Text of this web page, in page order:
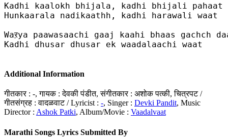
Kadhi kaalokh bhijala, kadhi bhijali pahaat
Hunkaarala nadikaathh, kadhi harawali waat
Waऱya paawasaachi gaaj kaahi bhaas gachch
Kadhi dhusar dhusar ek waadalaachi waat
Additional Information
गीतकार : -, गायक : देवकी पंडीत, संगीतकार : अशोक पत्की, चित्रपट /
गीतसंग्रह : वादळवाट / Lyricist : -, Singer : Devki Pandit, Music
Director : Ashok Patki, Album/Movie : Vaadalvaat
Marathi Songs Lyrics Submitted By